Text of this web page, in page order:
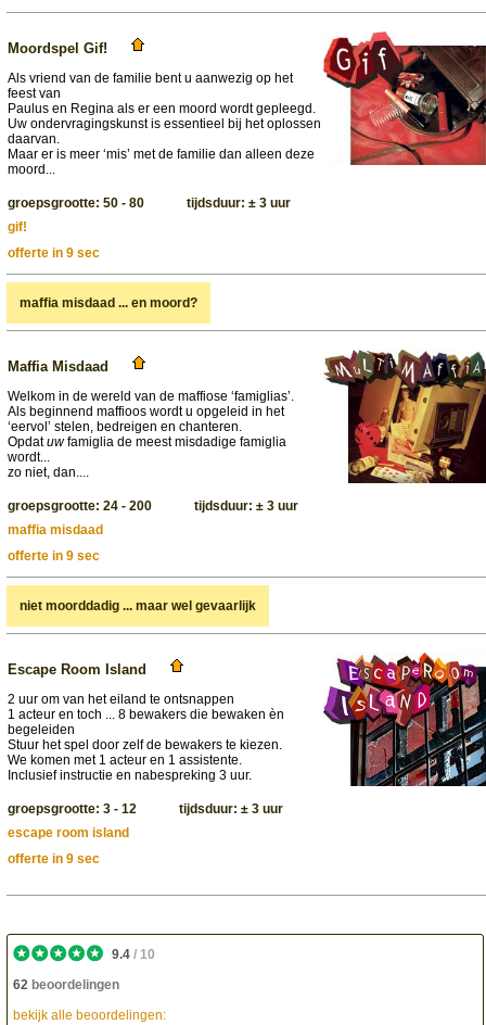
Moordspel Gif!
Als vriend van de familie bent u aanwezig op het
feest van
Paulus en Regina als er een moord wordt gepleegd.
Uw ondervragingskunst is essentieel bij het oplossen
daarvan.
Maar er is meer ‘mis’ met de familie dan alleen deze
moord...
groepsgrootte: 50 - 80 tijdsduur: ± 3 uur
gif!
offerte in 9 sec
maffia misdaad ... en moord?
Maffia Misdaad
Welkom in de wereld van de maffiose ‘famiglias’.
Als beginnend maffioos wordt u opgeleid in het
‘eervol’ stelen, bedreigen en chanteren.
Opdatuwfamiglia de meest misdadige famiglia
wordt...
zo niet, dan....
groepsgrootte: 24 - 200 tijdsduur: ± 3 uur
maffia misdaad
offerte in 9 sec
niet moorddadig ... maar wel gevaarlijk
Escape Room Island
2 uur om van het eiland te ontsnappen
1 acteur en toch ... 8 bewakers die bewaken èn
begeleiden
Stuur het spel door zelf de bewakers te kiezen.
We komen met 1 acteur en 1 assistente.
Inclusief instructie en nabespreking 3 uur.
groepsgrootte: 3 - 12 tijdsduur: ± 3 uur
escape room island
offerte in 9 sec
9.4 / 10
62 beoordelingen
bekijk alle beoordelingen: